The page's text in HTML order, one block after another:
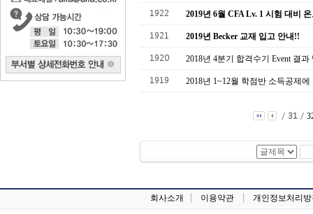
1922 2019년 6월 CFA Lv. 1 시험 대비
1921 2019년 Becker 교재 입고 안내!!
1920 2018년 4분기 합격수기 Event 결과
1919 2018년 1~12월 학점반 소득공제
/ 31 /
회사소개 이용약관 개인정보처리